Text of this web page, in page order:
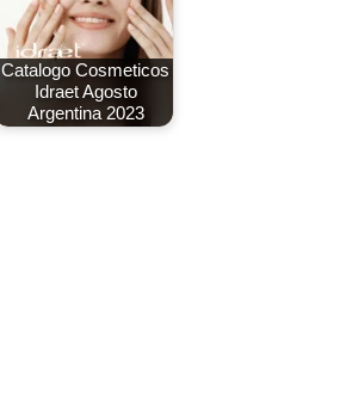
Catalogo Cosmeticos
Idraet Agosto
Argentina 2023